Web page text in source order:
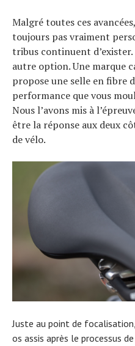
Malgré toutes ces
toujours pas vraiment
tribus continuent
autre option. Une marque
propose une selle en fibre
performance que vous
Nous l’avons mis à
être la réponse aux deux
de vélo.
Juste au point de
os assis après le processus
Actualités
Technologies
Tendances
Tous nos articles